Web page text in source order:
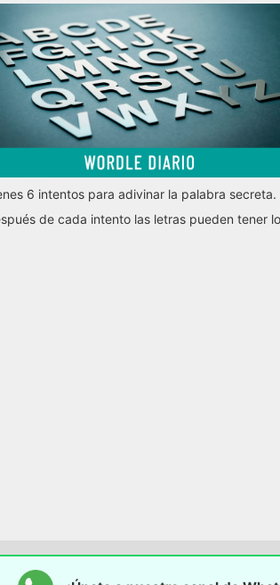
6 intentos para adivinar la palabra secreta.
de cada intento las letras pueden tener